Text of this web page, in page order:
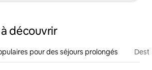
découvrir
pour des séjours prolongés